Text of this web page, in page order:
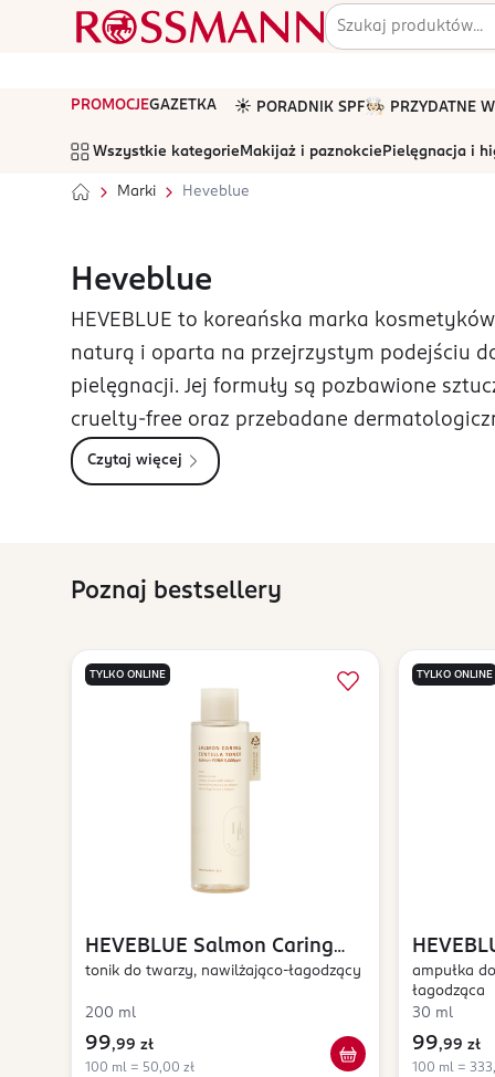
PROMOCJEGAZETKA ☀️ PORADNIK SPF🧑🏻‍🍳 PRZYDATNE
Wszystkie kategorie Makijaż i paznokcie Pielęgnacja i
Marki Heveblue
Heveblue
HEVEBLUE to koreańska marka
naturą i oparta na przejrzystym podejściu
pielęgnacji. Jej formuły są pozbawione
cruelty-free oraz przebadane
Czytaj więcej
Poznaj bestsellery
TYLKO ONLINE
HEVEBLUE Salmon Caring
Centella
tonik do twarzy, nawilżająco-łagodzący
200 ml
99,99 zł
100 ml = 50,00 zł
TYLKO ONLINE
Centella
ampułka
łagodząca
30 ml
99,99 zł
100 ml =